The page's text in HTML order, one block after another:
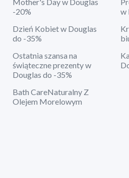
-20%
w
Dzień Kobiet w Douglas
do -35%
Ostatnia szansa na
świąteczne prezenty w
Douglas do -35%
Bath CareNaturalny Z
Olejem Morelowym